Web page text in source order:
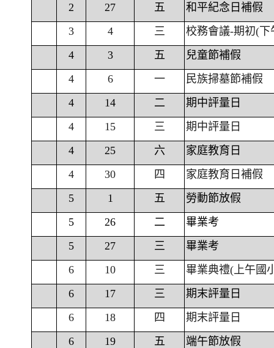
2
27 五
和平紀念日補假
3
4 三
校務會議-期初(下
4
3 五
兒童節補假
4
6 一
民族掃墓節補假
4
14 二
期中評量日
4
15 三
期中評量日
4
25 六
家庭教育日
4
30 四
家庭教育日補假
5
1 五
勞動節放假
5
26 二
畢業考
5
27 三
畢業考
6
10 三
畢業典禮(上午國
6
17 三
期末評量日
6
18 四
期末評量日
6
19 五
端午節放假